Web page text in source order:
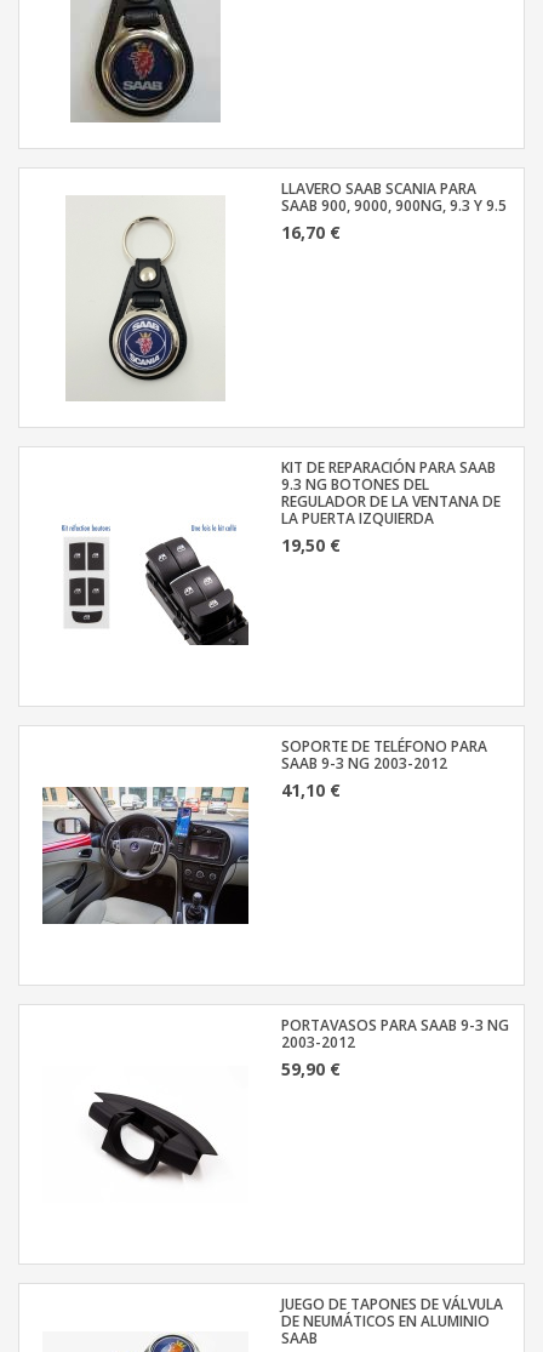
LLAVERO SAAB SCANIA PARA
SAAB 900, 9000, 900NG, 9.3 Y 9.5
16,70 €
KIT DE REPARACIÓN PARA SAAB
9.3 NG BOTONES DEL
REGULADOR DE LA VENTANA DE
LA PUERTA IZQUIERDA
19,50 €
SOPORTE DE TELÉFONO PARA
SAAB 9-3 NG 2003-2012
41,10 €
PORTAVASOS PARA SAAB 9-3 NG
2003-2012
59,90 €
JUEGO DE TAPONES DE VÁLVULA
DE NEUMÁTICOS EN ALUMINIO
SAAB